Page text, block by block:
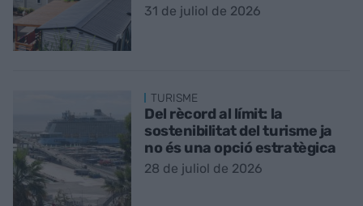
31 de juliol de 2026
TURISME
Del rècord al límit: la
sostenibilitat del turisme ja
no és una opció estratègica
28 de juliol de 2026